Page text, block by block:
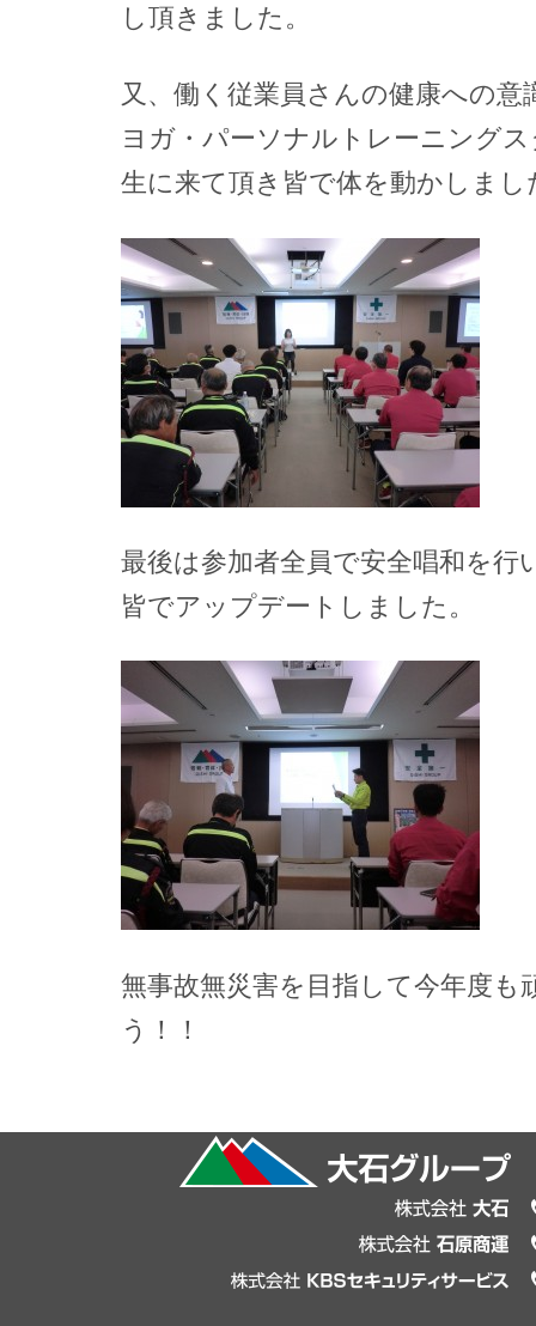
し頂きました。
又、働く従業員さんの健康への意
ヨガ・パーソナルトレーニング
生に来て頂き皆で体を動かしまし
最後は参加者全員で安全唱和を行
皆でアップデートしました。
無事故無災害を目指して今年度も
う！！